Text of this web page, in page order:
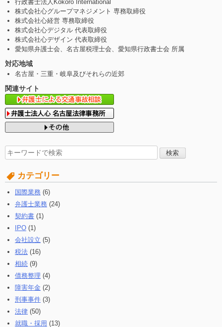
行政書士法人Kokoro International
株式会社心グループマネジメント 専務取締役
株式会社心経営 専務取締役
株式会社心デジタル 代表取締役
株式会社心デザイン 代表取締役
愛知県弁護士会、名古屋税理士会、愛知県行政書士会 所属
対応地域
名古屋・三重・岐阜及びそれらの近郊
関連サイト
検
索
す
る:
カテゴリー
国際業務 (6)
弁護士業務 (24)
契約書 (1)
IPO (1)
会社設立 (5)
税法 (16)
相続 (9)
債務整理 (4)
障害年金 (2)
刑事事件 (3)
法律 (50)
就職・採用 (13)